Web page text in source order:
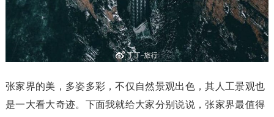
张家界的美，多姿多彩，不仅自然景观出色，其人工景观也
是一大看大奇迹。下面我就给大家分别说说，张家界最值得